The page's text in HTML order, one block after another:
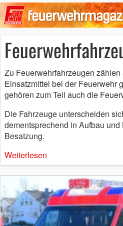
Zu Feuerwehrfahrzeugen
Einsatzmittel bei der Feuerwehr
gehören zum Teil auch die
Die Fahrzeuge unterscheiden
dementsprechend in Aufbau
Besatzung.
Weiterlesen